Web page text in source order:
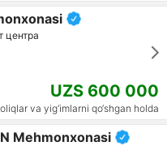
центра
UZS 600 000
va yig‘imlarni qo‘shgan holda
Mehmonxonasi